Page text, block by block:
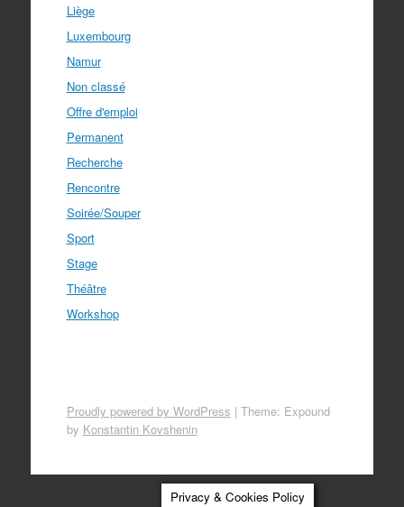
Liège
Luxembourg
Namur
Non classé
Offre d'emploi
Permanent
Recherche
Rencontre
Soirée/Souper
Sport
Stage
Théâtre
Workshop
Proudly powered by WordPress | Theme: Expound
by Konstantin Kovshenin
Privacy & Cookies Policy